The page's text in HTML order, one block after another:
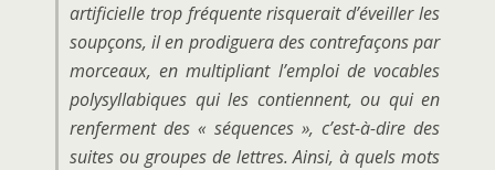
artificielle trop fréquente risquerait d’éveiller les
soupçons, il en prodiguera des contrefaçons par
morceaux, en multipliant l’emploi de vocables
polysyllabiques qui les contiennent, ou qui en
renferment des « séquences », c’est-à-dire des
suites ou groupes de lettres. Ainsi, à quels mots